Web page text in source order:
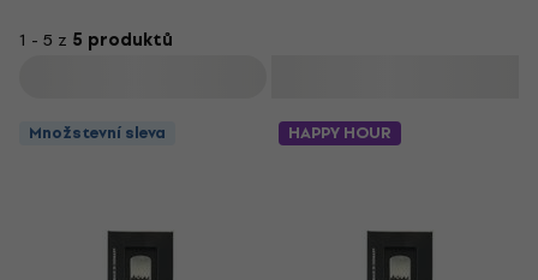
1 - 5 z 5 produktů
Množstevní sleva HAPPY HOUR